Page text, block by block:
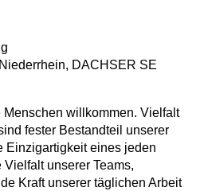
DACHSER SE
willkommen. Vielfalt
fester Bestandteil unserer
Einzigartigkeit eines jeden
unserer Teams,
Kraft unserer täglichen Arbeit